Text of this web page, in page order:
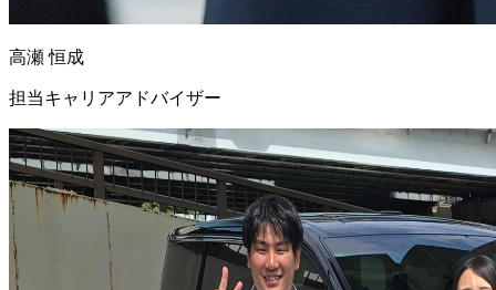
高瀬 恒成
担当キャリアアドバイザー